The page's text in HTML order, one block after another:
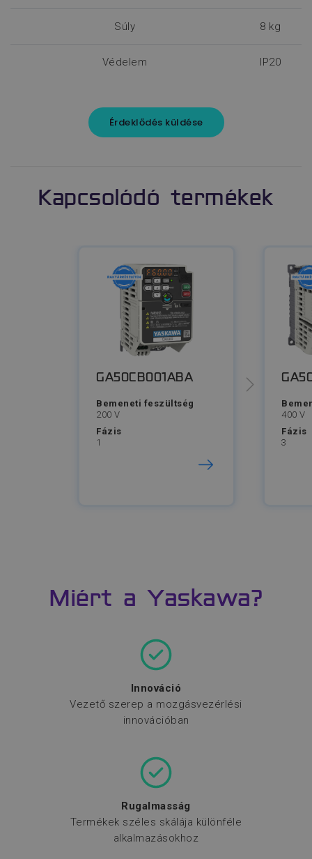
Súly 8 kg
Védelem IP20
Érdeklődés küldése
Kapcsolódó termékek
GA50CB001ABA
Bemeneti feszültség
200 V
Fázis
1
400 V
Fázis
3
Miért a Yaskawa?
Innováció
Vezető szerep a mozgásvezérlési
innovációban
Rugalmasság
Termékek széles skálája különféle
alkalmazásokhoz